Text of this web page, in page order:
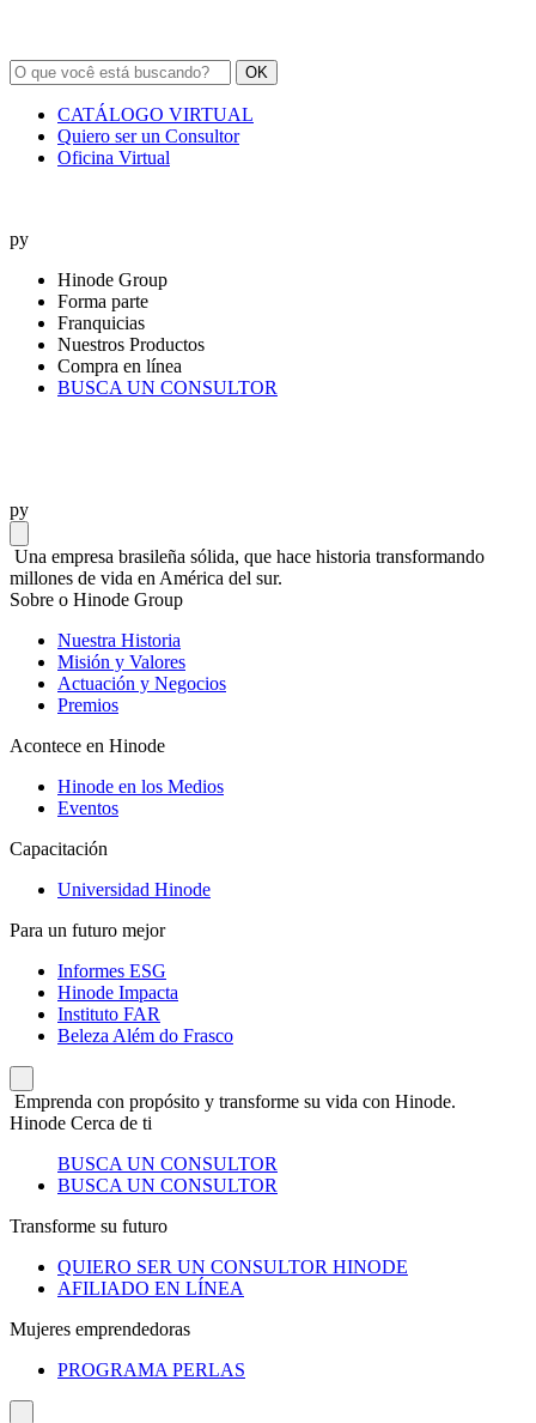
OK
CATÁLOGO VIRTUAL
Quiero ser un Consultor
Oficina Virtual
py
Hinode Group
Forma parte
Franquicias
Nuestros Productos
Compra en línea
BUSCA UN CONSULTOR
py
Una empresa brasileña sólida, que hace historia transformando
millones de vida en América del sur.
Sobre o Hinode Group
Nuestra Historia
Misión y Valores
Actuación y Negocios
Premios
Acontece en Hinode
Hinode en los Medios
Eventos
Capacitación
Universidad Hinode
Para un futuro mejor
Informes ESG
Hinode Impacta
Instituto FAR
Beleza Além do Frasco
Emprenda con propósito y transforme su vida con Hinode.
Hinode Cerca de ti
BUSCA UN CONSULTOR
BUSCA UN CONSULTOR
Transforme su futuro
QUIERO SER UN CONSULTOR HINODE
AFILIADO EN LÍNEA
Mujeres emprendedoras
PROGRAMA PERLAS